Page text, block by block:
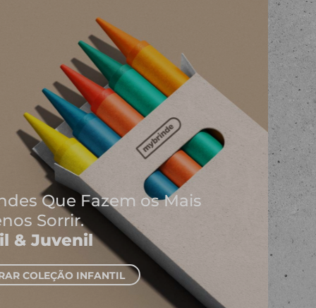
Onde Nascem As Melhores
Ideias
Cadernos e Blocos de Notas
EXPLORAR CADERNOS